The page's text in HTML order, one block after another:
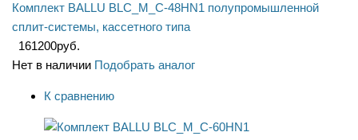
Комплект BALLU BLC_M_C-48HN1 полупромышленной
сплит-системы, кассетного типа
161200руб.
Нет в наличии Подобрать аналог
К сравнению